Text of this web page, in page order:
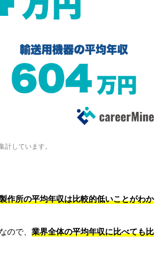
計しています。
作所の平均年収は比較的低いことがわか
なので、 業界全体の平均年収に比べても比